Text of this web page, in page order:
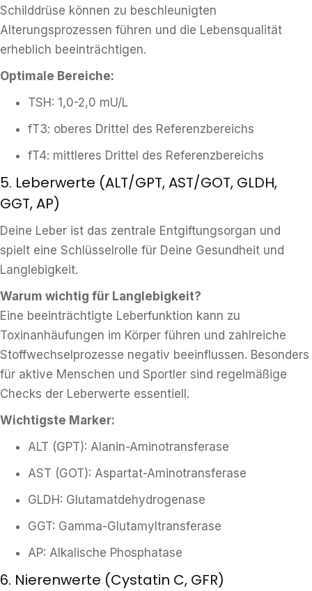
Schilddrüse können zu beschleunigten
Alterungsprozessen führen und die Lebensqualität
erheblich beeinträchtigen.
Optimale Bereiche:
TSH: 1,0-2,0 mU/L
fT3: oberes Drittel des Referenzbereichs
fT4: mittleres Drittel des Referenzbereichs
5. Leberwerte (ALT/GPT, AST/GOT, GLDH,
GGT, AP)
Deine Leber ist das zentrale Entgiftungsorgan und
spielt eine Schlüsselrolle für Deine Gesundheit und
Langlebigkeit.
Warum wichtig für Langlebigkeit?
Eine beeinträchtigte Leberfunktion kann zu
Toxinanhäufungen im Körper führen und zahlreiche
Stoffwechselprozesse negativ beeinflussen. Besonders
für aktive Menschen und Sportler sind regelmäßige
Checks der Leberwerte essentiell.
Wichtigste Marker:
ALT (GPT): Alanin-Aminotransferase
AST (GOT): Aspartat-Aminotransferase
GLDH: Glutamatdehydrogenase
GGT: Gamma-Glutamyltransferase
AP: Alkalische Phosphatase
6. Nierenwerte (Cystatin C, GFR)